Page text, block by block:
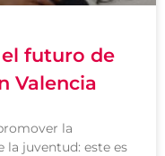
el futuro de
Valencia
la
la juventud: este es